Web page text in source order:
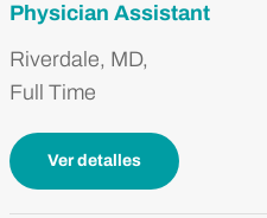
Physician Assistant
Riverdale, MD,
Full Time
Ver detalles